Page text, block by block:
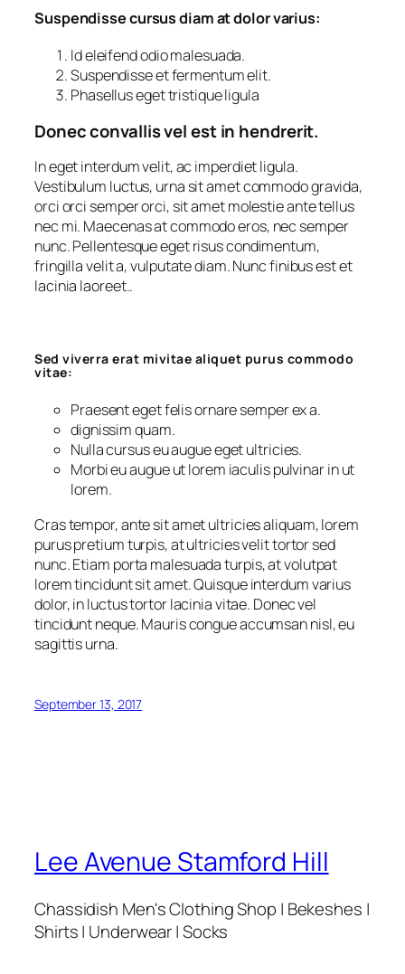
Suspendisse cursus diam at dolor varius:
Id eleifend odio malesuada.
Suspendisse et fermentum elit.
Phasellus eget tristique ligula
Donec convallis vel est in hendrerit.
In eget interdum velit, ac imperdiet ligula.
Vestibulum luctus, urna sit amet commodo gravida,
orci orci semper orci, sit amet molestie ante tellus
nec mi. Maecenas at commodo eros, nec semper
nunc. Pellentesque eget risus condimentum,
fringilla velit a, vulputate diam. Nunc finibus est et
lacinia laoreet..
Sed viverra erat mivitae aliquet purus commodo
vitae:
Praesent eget felis ornare semper ex a.
dignissim quam.
Nulla cursus eu augue eget ultricies.
Morbi eu augue ut lorem iaculis pulvinar in ut
lorem.
Cras tempor, ante sit amet ultricies aliquam, lorem
purus pretium turpis, at ultricies velit tortor sed
nunc. Etiam porta malesuada turpis, at volutpat
lorem tincidunt sit amet. Quisque interdum varius
dolor, in luctus tortor lacinia vitae. Donec vel
tincidunt neque. Mauris congue accumsan nisl, eu
sagittis urna.
September 13, 2017
Lee Avenue Stamford Hill
Chassidish Men's Clothing Shop | Bekeshes |
Shirts | Underwear | Socks